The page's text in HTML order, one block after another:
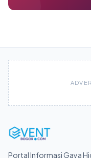
Portal Informasi Gaya